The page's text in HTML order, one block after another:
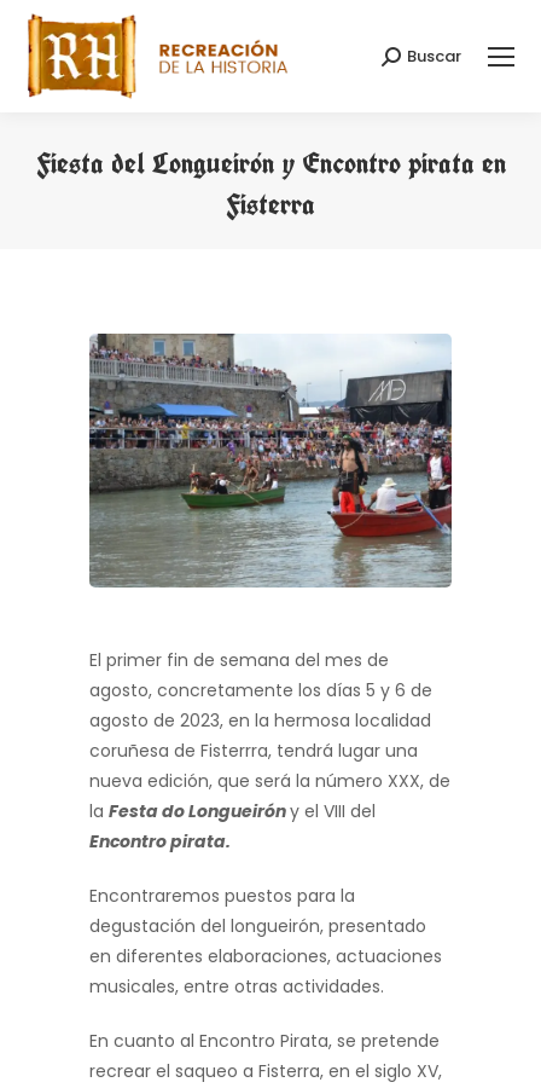
Buscar:
Buscar
Fiesta del Longueirón y Encontro pirata en
Fisterra
El primer fin de semana del mes de
agosto, concretamente los días 5 y 6 de
agosto de 2023, en la hermosa localidad
coruñesa de Fisterrra, tendrá lugar una
nueva edición, que será la número XXX, de
la Festa do Longueiróny el VIII del
Encontro pirata.
Encontraremos puestos para la
degustación del longueirón, presentado
en diferentes elaboraciones, actuaciones
musicales, entre otras actividades.
En cuanto al Encontro Pirata, se pretende
recrear el saqueo a Fisterra, en el siglo XV,